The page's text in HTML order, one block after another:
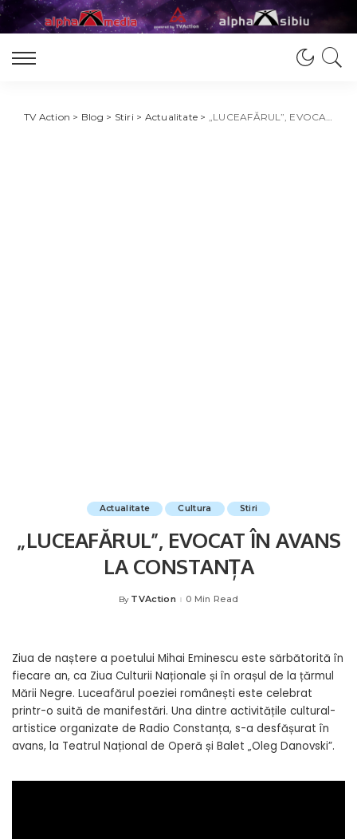
TV Action > Blog > Stiri > Actualitate > „LUCEAFĂRUL”, EVOCAT ÎN AVANS LA CONSTANȚA
Actualitate Cultura Stiri
„LUCEAFĂRUL”, EVOCAT ÎN AVANS
LA CONSTANȚA
Posted
By TVAction 0 Min Read
Ziua de naștere a poetului Mihai Eminescu este sărbătorită în
fiecare an, ca Ziua Culturii Naționale și în orașul de la țărmul
Mării Negre. Luceafărul poeziei românești este celebrat
printr-o suită de manifestări. Una dintre activitățile cultural-
artistice organizate de Radio Constanța, s-a desfășurat în
avans, la Teatrul Național de Operă și Balet „Oleg Danovski”.